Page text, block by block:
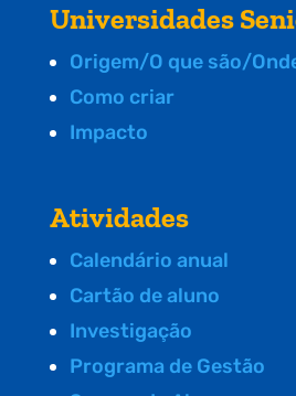
Universidades
Origem/O que são/
Como criar
Impacto
Atividades
Calendário anual
Cartão de aluno
Investigação
Programa de Gestão